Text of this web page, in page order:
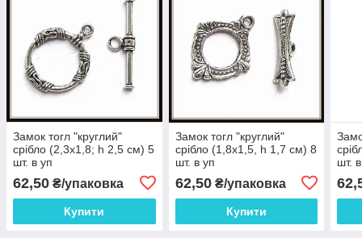
Замок тогл "круглий"
срібло (2,3х1,8; h 2,5 см) 5
шт. в уп
62,50 ₴/упаковка
Купити
Замок тогл "круглий"
срібло (1,8х1,5, h 1,7 см) 8
шт. в уп
62,50₴/упаковка
Купити
шт.